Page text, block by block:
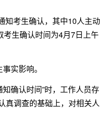
知考生确认，其中10人主动
生确认时间为4月7日上午
实影响。
确认时间”时，工作人员存
真调查的基础上，对相关人